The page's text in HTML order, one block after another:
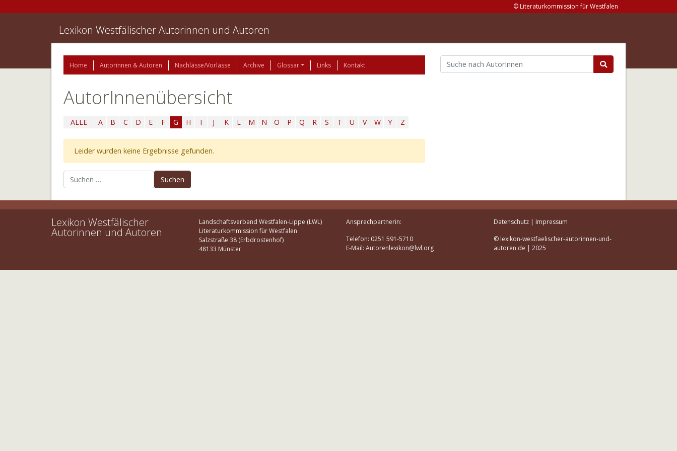
© Literaturkommission für Westfalen
Lexikon Westfälischer Autorinnen und Autoren
Home Autorinnen & Autoren Nachlässe/Vorlässe Archive Glossar Links Kontakt
AutorInnenübersicht
ALLE A B C D E F G H I J K L M N O P Q R S T U V W Y Z
Leider wurden keine Ergebnisse gefunden.
Lexikon Westfälischer
Autorinnen und Autoren
Landschaftsverband Westfalen-Lippe (LWL)
Literaturkommission für Westfalen
Salzstraße 38 (Erbdrostenhof)
48133 Münster
Ansprechpartnerin:
Telefon: 0251 591-5710
E-Mail: Autorenlexikon@lwl.org
Datenschutz| Impressum
© lexikon-westfaelischer-autorinnen-und-
autoren.de | 2025